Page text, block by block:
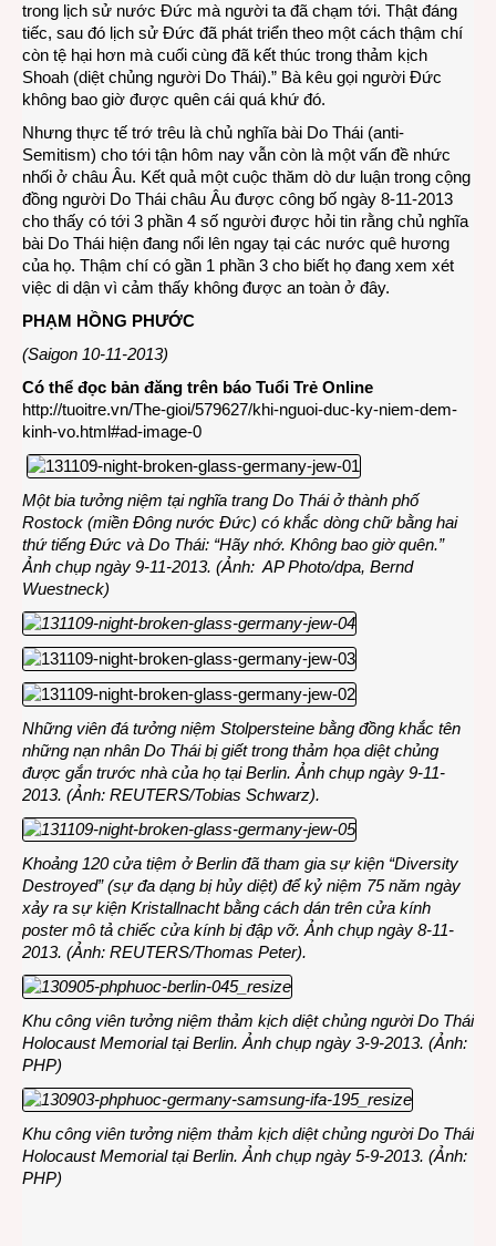
trong lịch sử nước Đức mà người ta đã chạm tới. Thật đáng
tiếc, sau đó lịch sử Đức đã phát triển theo một cách thậm chí
còn tệ hại hơn mà cuối cùng đã kết thúc trong thảm kịch
Shoah (diệt chủng người Do Thái).” Bà kêu gọi người Đức
không bao giờ được quên cái quá khứ đó.
Nhưng thực tế trớ trêu là chủ nghĩa bài Do Thái (anti-
Semitism) cho tới tận hôm nay vẫn còn là một vấn đề nhức
nhối ở châu Âu. Kết quả một cuộc thăm dò dư luận trong cộng
đồng người Do Thái châu Âu được công bố ngày 8-11-2013
cho thấy có tới 3 phần 4 số người được hỏi tin rằng chủ nghĩa
bài Do Thái hiện đang nổi lên ngay tại các nước quê hương
của họ. Thậm chí có gần 1 phần 3 cho biết họ đang xem xét
việc di dận vì cảm thấy không được an toàn ở đây.
PHẠM HỒNG PHƯỚC
(Saigon 10-11-2013)
Có thể đọc bản đăng trên báo Tuổi Trẻ Online
http://tuoitre.vn/The-gioi/579627/khi-nguoi-duc-ky-niem-dem-
kinh-vo.html#ad-image-0
Một bia tưởng niệm tại nghĩa trang Do Thái ở thành phố
Rostock (miền Đông nước Đức) có khắc dòng chữ bằng hai
thứ tiếng Đức và Do Thái: “Hãy nhớ. Không bao giờ quên.”
Ảnh chụp ngày 9-11-2013. (Ảnh: AP Photo/dpa, Bernd
Wuestneck)
Những viên đá tưởng niệm Stolpersteine bằng đồng khắc tên
những nạn nhân Do Thái bị giết trong thảm họa diệt chủng
được gắn trước nhà của họ tại Berlin. Ảnh chụp ngày 9-11-
2013. (Ảnh: REUTERS/Tobias Schwarz).
Khoảng 120 cửa tiệm ở Berlin đã tham gia sự kiện “Diversity
Destroyed” (sự đa dạng bị hủy diệt) để kỷ niệm 75 năm ngày
xảy ra sự kiện Kristallnacht bằng cách dán trên cửa kính
poster mô tả chiếc cửa kính bị đập vỡ. Ảnh chụp ngày 8-11-
2013. (Ảnh: REUTERS/Thomas Peter).
Khu công viên tưởng niệm thảm kịch diệt chủng người Do Thái
Holocaust Memorial tại Berlin. Ảnh chụp ngày 3-9-2013. (Ảnh:
PHP)
Khu công viên tưởng niệm thảm kịch diệt chủng người Do Thái
Holocaust Memorial tại Berlin. Ảnh chụp ngày 5-9-2013. (Ảnh:
PHP)